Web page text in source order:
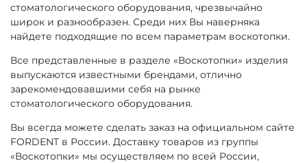
стоматологического оборудования, чрезвычайно
широк и разнообразен. Среди них Вы наверняка
найдете подходящие по всем параметрам воскотопки.
Все представленные в разделе «Воскотопки» изделия
выпускаются известными брендами, отлично
зарекомендовавшими себя на рынке
стоматологического оборудования.
Вы всегда можете сделать заказ на официальном сайте
FORDENT в России. Доставку товаров из группы
«Воскотопки» мы осуществляем по всей России,